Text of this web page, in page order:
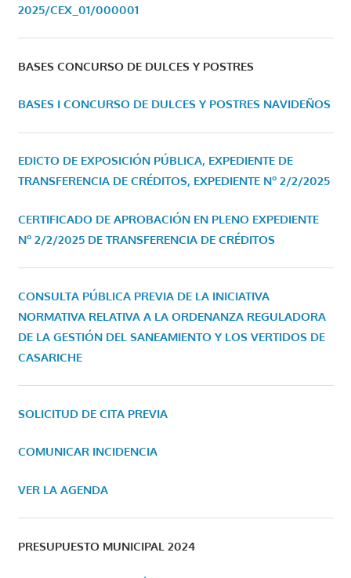
2025/CEX_01/000001
BASES CONCURSO DE DULCES Y POSTRES
BASES I CONCURSO DE DULCES Y POSTRES NAVIDEÑOS
EDICTO DE EXPOSICIÓN PÚBLICA, EXPEDIENTE DE
TRANSFERENCIA DE CRÉDITOS, EXPEDIENTE Nº 2/2/2025
CERTIFICADO DE APROBACIÓN EN PLENO EXPEDIENTE
Nº 2/2/2025 DE TRANSFERENCIA DE CRÉDITOS
CONSULTA PÚBLICA PREVIA DE LA INICIATIVA
NORMATIVA RELATIVA A LA ORDENANZA REGULADORA
DE LA GESTIÓN DEL SANEAMIENTO Y LOS VERTIDOS DE
CASARICHE
SOLICITUD DE CITA PREVIA
COMUNICAR INCIDENCIA
VER LA AGENDA
PRESUPUESTO MUNICIPAL 2024